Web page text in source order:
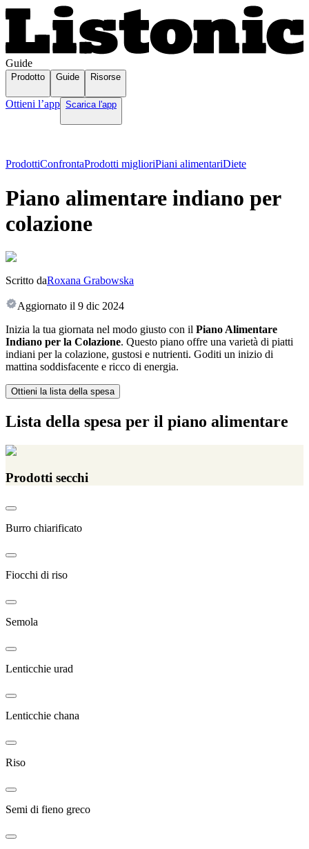
Guide
Prodotto Guide Risorse
Ottieni l’app Scarica l'app
ProdottiConfrontaProdotti miglioriPiani alimentariDiete
Piano alimentare indiano per
colazione
Scritto daRoxana Grabowska
Aggiornato il 9 dic 2024
Inizia la tua giornata nel modo giusto con il Piano Alimentare
Indiano per la Colazione. Questo piano offre una varietà di piatti
indiani per la colazione, gustosi e nutrienti. Goditi un inizio di
mattina soddisfacente e ricco di energia.
Ottieni la lista della spesa
Lista della spesa per il piano alimentare
Prodotti secchi
Burro chiarificato
Fiocchi di riso
Semola
Lenticchie urad
Lenticchie chana
Riso
Semi di fieno greco